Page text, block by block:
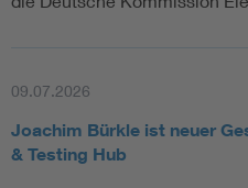
09.07.2026
Joachim Bürkle ist neuer
& Testing Hub